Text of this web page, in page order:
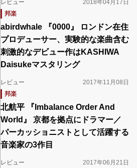
レビュー
2018年04月17日
邦楽
abirdwhale 『0000』 ロンドン在住
プロデューサー、実験的な楽曲含む
刺激的なデビュー作はKASHIWA
Daisukeマスタリング
レビュー
2017年11月08日
邦楽
北航平 『Imbalance Order And
World』 京都を拠点にドラマー／
パーカッショニストとして活躍する
音楽家の3作目
レビュー
2017年06月21日